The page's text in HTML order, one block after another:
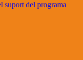
suport del programa